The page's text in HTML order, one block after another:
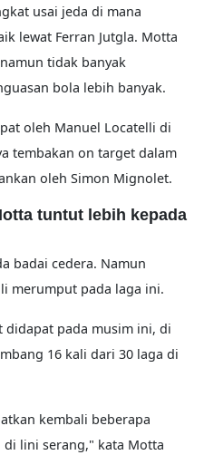
usai jeda di mana
lewat Ferran Jutgla. Motta
tidak banyak
bola lebih banyak.
oleh Manuel Locatelli di
tembakan on target dalam
oleh Simon Mignolet.
tuntut lebih kepada
badai cedera. Namun
merumput pada laga ini.
didapat pada musim ini, di
16 kali dari 30 laga di
kembali beberapa
di lini serang," kata Motta